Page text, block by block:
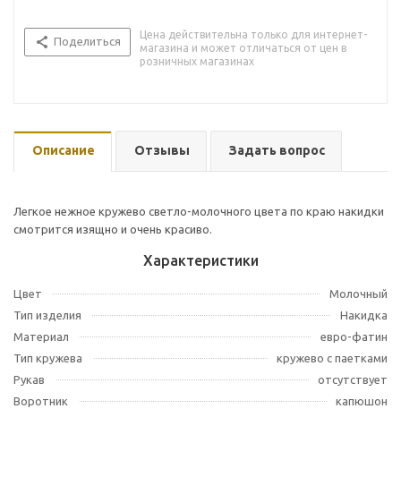
Поделиться
Цена действительна только для интернет-
магазина и может отличаться от цен в
розничных магазинах
Описание Отзывы Задать вопрос
Легкое нежное кружево светло-молочного цвета по краю накидки
смотрится изящно и очень красиво.
Характеристики
Цвет
Молочный
Тип изделия
Накидка
Материал
евро-фатин
Тип кружева
кружево с паетками
Рукав
отсутствует
Воротник
капюшон